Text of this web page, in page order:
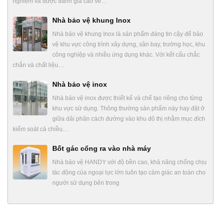
Nhà bảo vệ khung Inox
Nhà bảo vệ khung Inox là sản phẩm đáng tin cậy để bảo
vệ khu vực công trình xây dựng, sân bay, trường học, khu
công nghiệp và nhiều ứng dụng khác. Với kết cấu chắc
chắn và chất liệu…
Nhà bảo vệ inox
Nhà bảo vệ inox được thiết kế và chế tạo riêng cho từng
khu vực sử dụng. Thông thường sản phẩm này hay đặt ở
giữa dải phân cách đường vào khu đô thị nhằm mục đích
kiểm soát cả chiều…
Bốt gác cổng ra vào nhà máy
Nhà bảo vệ HANDY với độ bền cao, khả năng chống chịu
tác động của ngoại lực lớn luôn tạo cảm giác an toàn cho
người sử dụng bên trong